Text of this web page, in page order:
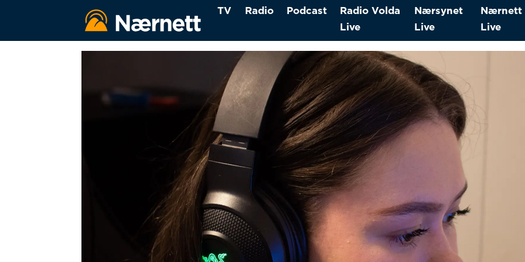
TV Radio Podcast
Radio Volda
Live
Nærsynet
Live
Nærnett
Live